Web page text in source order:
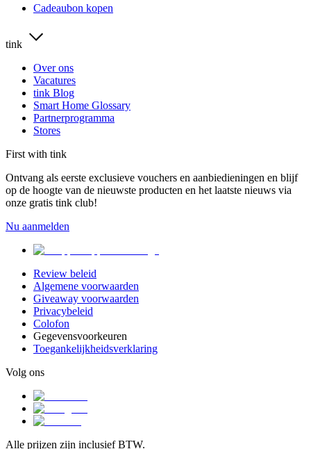
Cadeaubon kopen
tink
Over ons
Vacatures
tink Blog
Smart Home Glossary
Partnerprogramma
Stores
First with tink
Ontvang als eerste exclusieve vouchers en aanbiedieningen en blijf
op de hoogte van de nieuwste producten en het laatste nieuws via
onze gratis tink club!
Nu aanmelden
Review beleid
Algemene voorwaarden
Giveaway voorwaarden
Privacybeleid
Colofon
Gegevensvoorkeuren
Toegankelijkheidsverklaring
Volg ons
Alle prijzen zijn inclusief BTW.